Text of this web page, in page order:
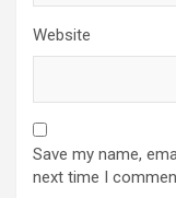
Website
Save my name,
next time I